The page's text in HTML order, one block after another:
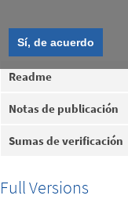
Sí, de acuerdo
Readme
Notas de publicación
Sumas de verificación
Full Versions